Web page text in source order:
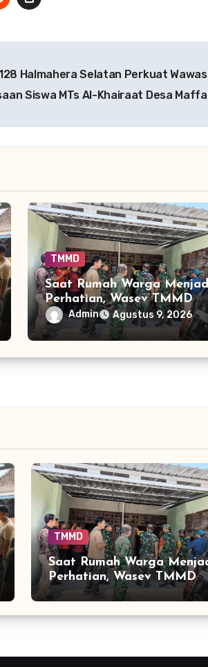
Halmahera Selatan Perkuat
Siswa MTs Al-Khairaat Desa Maffa
TMMD
Saat Rumah Warga
Perhatian, Wasev TMMD
Periksa Langsung RTLH
Parangjoro
Admin Agustus 9, 2026
TMMD
Saat Rumah Warga
Perhatian, Wasev TMMD
Periksa Langsung RTLH
Parangjoro